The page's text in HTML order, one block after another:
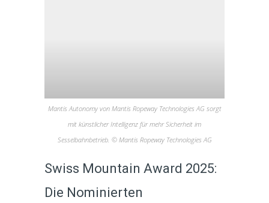
Mantis Autonomy von Mantis Ropeway Technologies AG sorgt
mit künstlicher Intelligenz für mehr Sicherheit im
Sesselbahnbetrieb. © Mantis Ropeway Technologies AG
Swiss Mountain Award 2025:
Die Nominierten